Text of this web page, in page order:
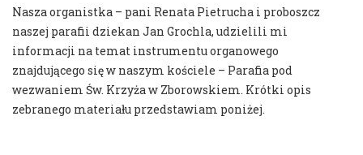
Nasza organistka – pani Renata Pietrucha i proboszcz
naszej parafii dziekan Jan Grochla, udzielili mi
informacji na temat instrumentu organowego
znajdującego się w naszym kościele – Parafia pod
wezwaniem Św. Krzyża w Zborowskiem. Krótki opis
zebranego materiału przedstawiam poniżej.